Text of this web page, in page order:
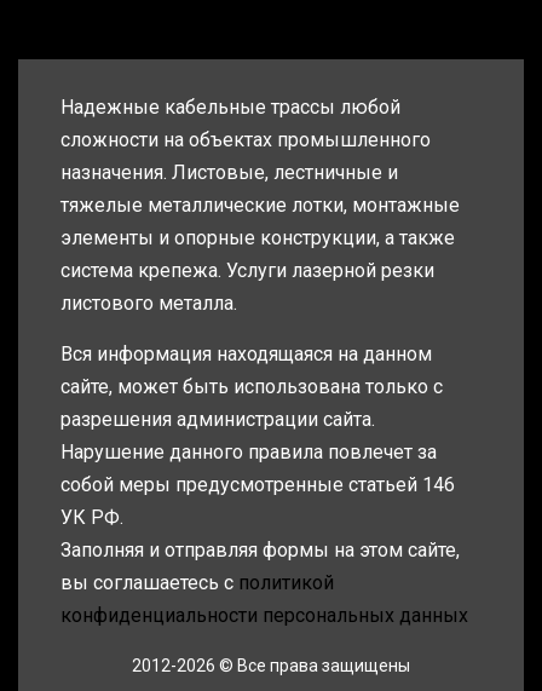
Надежные кабельные трассы любой
сложности на объектах промышленного
назначения. Листовые, лестничные и
тяжелые металлические лотки, монтажные
элементы и опорные конструкции, а также
система крепежа. Услуги лазерной резки
листового металла.
Вся информация находящаяся на данном
сайте, может быть использована только с
разрешения администрации сайта.
Нарушение данного правила повлечет за
собой меры предусмотренные статьей 146
УК РФ.
Заполняя и отправляя формы на этом сайте,
вы соглашаетесь с политикой
конфиденциальности персональных данных
2012-2026 © Все права защищены